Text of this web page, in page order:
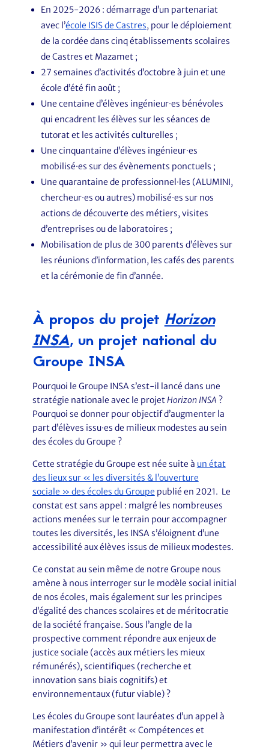
En 2025-2026 : démarrage d’un partenariat
avec l’école ISIS de Castres, pour le déploiement
de la cordée dans cinq établissements scolaires
de Castres et Mazamet ;
27 semaines d’activités d’octobre à juin et une
école d’été fin août ;
Une centaine d’élèves ingénieur·es bénévoles
qui encadrent les élèves sur les séances de
tutorat et les activités culturelles ;
Une cinquantaine d’élèves ingénieur·es
mobilisé·es sur des évènements ponctuels ;
Une quarantaine de professionnel·les (ALUMINI,
chercheur·es ou autres) mobilisé·es sur nos
actions de découverte des métiers, visites
d’entreprises ou de laboratoires ;
Mobilisation de plus de 300 parents d’élèves sur
les réunions d’information, les cafés des parents
et la cérémonie de fin d’année.
À propos du projetHorizon
INSA, un projet national du
Groupe INSA
Pourquoi le Groupe INSA s’est-il lancé dans une
stratégie nationale avec le projetHorizon INSA ?
Pourquoi se donner pour objectif d’augmenter la
part d’élèves issu·es de milieux modestes au sein
des écoles du Groupe ?
Cette stratégie du Groupe est née suite à un état
des lieux sur « les diversités & l’ouverture
sociale » des écoles du Groupe publié en 2021. Le
constat est sans appel : malgré les nombreuses
actions menées sur le terrain pour accompagner
toutes les diversités, les INSA s’éloignent d’une
accessibilité aux élèves issus de milieux modestes.
Ce constat au sein même de notre Groupe nous
amène à nous interroger sur le modèle social initial
de nos écoles, mais également sur les principes
d’égalité des chances scolaires et de méritocratie
de la société française. Sous l’angle de la
prospective comment répondre aux enjeux de
justice sociale (accès aux métiers les mieux
rémunérés), scientifiques (recherche et
innovation sans biais cognitifs) et
environnementaux (futur viable) ?
Les écoles du Groupe sont lauréates d’un appel à
manifestation d’intérêt « Compétences et
Métiers d’avenir » qui leur permettra avec le